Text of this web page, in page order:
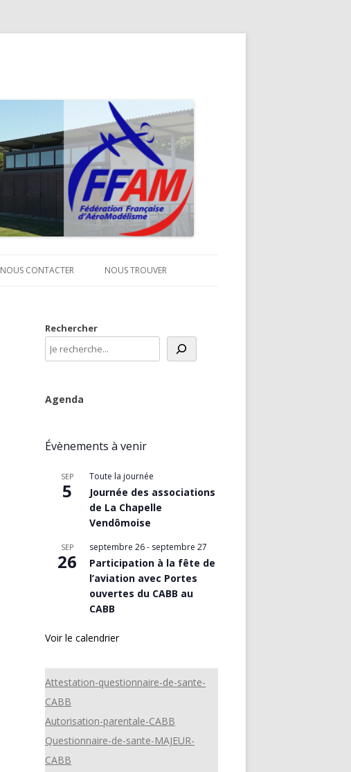
NOUS CONTACTER NOUS TROUVER
Rechercher
Agenda
Évènements à venir
SEP
5
Toute la journée
Journée des associations
de La Chapelle
Vendômoise
SEP
26
septembre 26- septembre 27
Participation à la fête de
l’aviation avec Portes
ouvertes du CABB au
CABB
Voir le calendrier
Attestation-questionnaire-de-sante-
CABB
Autorisation-parentale-CABB
Questionnaire-de-sante-MAJEUR-
CABB